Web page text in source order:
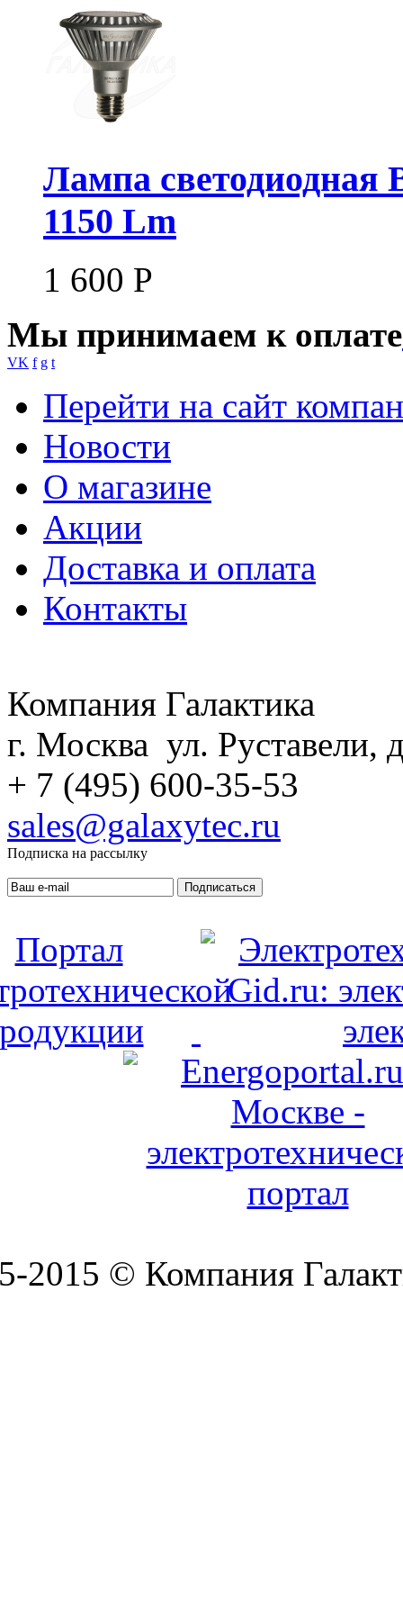
Лампа светодиодная
1150 Lm
1 600 Р
Мы принимаем к оплате
VK f g t
Перейти на сайт
Новости
О магазине
Акции
Доставка и оплата
Контакты
Компания Галактика
г. Москва ул. Руставели,
+ 7 (495) 600-35-53
sales@galaxytec.ru
Подписка на рассылку
Подписаться
2015 © Компания